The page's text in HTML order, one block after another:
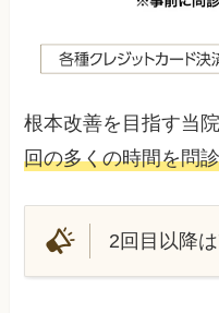
根本改善を目指す当
回の多くの時間を問
2回目以降